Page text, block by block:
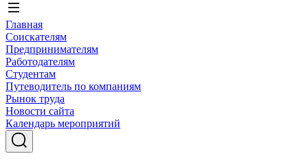
Главная
Соискателям
Предпринимателям
Работодателям
Студентам
Путеводитель по компаниям
Рынок труда
Новости сайта
Календарь мероприятий